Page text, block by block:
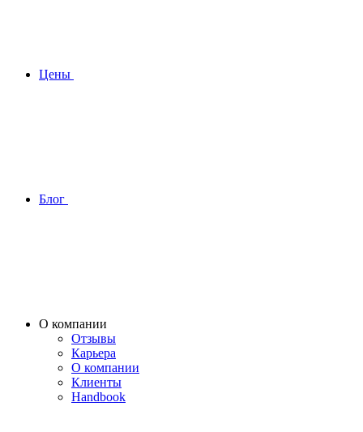
Цены
Блог
О компании
Отзывы
Карьера
О компании
Клиенты
Handbook